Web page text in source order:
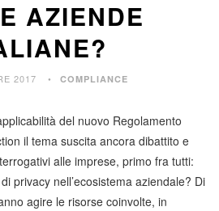
AZIENDE
2017 COMPLIANCE
del nuovo Regolamento
il tema suscita ancora dibattito e
alle imprese, primo fra tutti:
privacy nell’ecosistema aziendale? Di
agire le risorse coinvolte, in